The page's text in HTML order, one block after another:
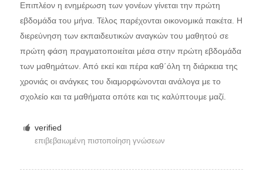
Επιπλέον η ενημέρωση των γονέων γίνεται την πρώτη
εβδομάδα του μήνα. Τέλος παρέχονται οικονομικά πακέτα. Η
διερεὐνηση των εκπαιδευτικών αναγκών του μαθητού σε
πρώτη φάση πραγματοποιείται μέσα στην πρώτη εβδομάδα
των μαθημάτων. Από εκεί και πέρα καθ΄όλη τη διάρκεια της
χρονιάς οι ανάγκες του διαμορφώνονται ανάλογα με το
σχολείο και τα μαθήματα οπότε και τις καλύπτουμε μαζί.
verified
επιβεβαιωμένη πιστοποίηση γνώσεων